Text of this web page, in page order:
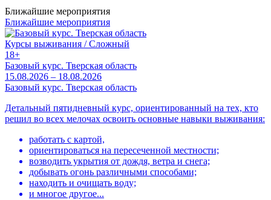
Ближайшие мероприятия
Ближайшие мероприятия
Курсы выживания / Сложный
18+
Базовый курс. Тверская область
15.08.2026 – 18.08.2026
Базовый курс. Тверская область
Детальный пятидневный курс, ориентированный на тех, кто
решил во всех мелочах освоить основные навыки выживания:
работать с картой,
ориентироваться на пересеченной местности;
возводить укрытия от дождя, ветра и снега;
добывать огонь различными способами;
находить и очищать воду;
и многое другое...